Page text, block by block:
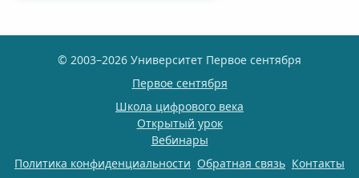
© 2003–2026 Университет Первое сентября
Первое сентября
Школа цифрового века
Открытый урок
Вебинары
Политика конфиденциальности Обратная связь Контакты